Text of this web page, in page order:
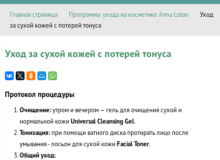
Главная страница Программы ухода на косметике Anna Lotan
Уход
за сухой кожей с потерей тонуса
Уход за сухой кожей с потерей тонуса
Протокол процедуры
Очищение:утром и вечером — гель для очищения сухой и
нормальной кожи Universal Cleansing Gel.
Тонизация:при помощи ватного диска протирать лицо после
умывания - лосьон для сухой кожи Facial Toner.
Общий уход: